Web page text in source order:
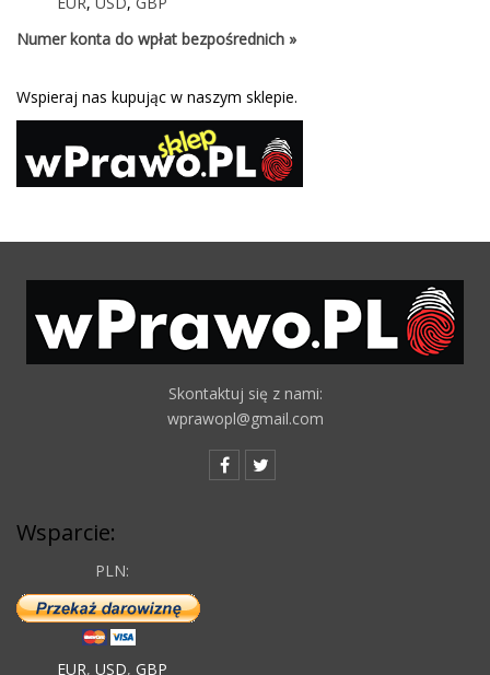
Numer konta do wpłat bezpośrednich »
Wspieraj nas kupując w naszym sklepie.
Skontaktuj się z nami:
wprawopl@gmail.com
Wsparcie:
PLN:
EUR, USD, GBP